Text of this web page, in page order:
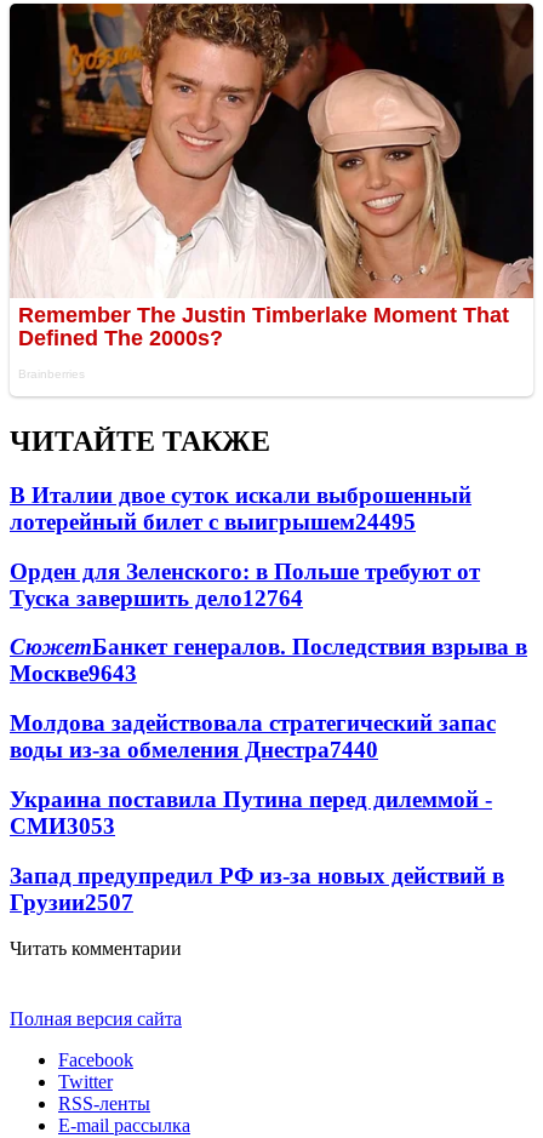
ЧИТАЙТЕ ТАКЖЕ
В Италии двое суток искали выброшенный
лотерейный билет с выигрышем24495
Орден для Зеленского: в Польше требуют от
Туска завершить дело12764
СюжетБанкет генералов. Последствия взрыва в
Москве9643
Молдова задействовала стратегический запас
воды из-за обмеления Днестра7440
Украина поставила Путина перед дилеммой -
СМИ3053
Запад предупредил РФ из-за новых действий в
Грузии2507
Читать комментарии
Полная версия сайта
Facebook
Twitter
RSS-ленты
E-mail рассылка